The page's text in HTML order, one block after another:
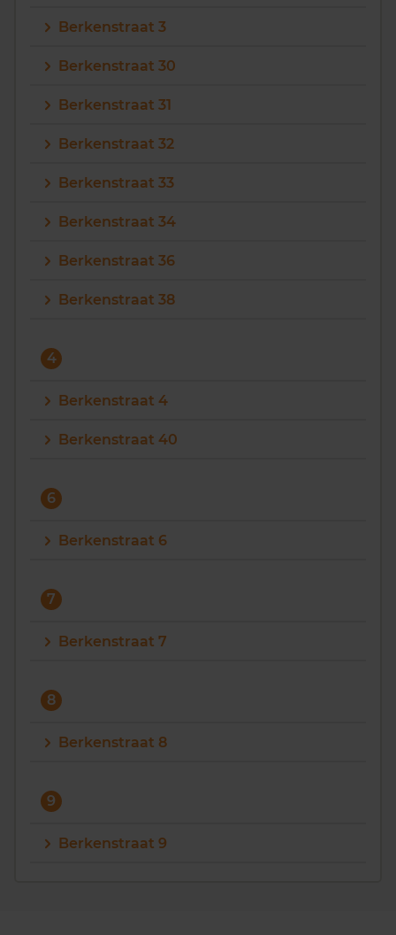
Berkenstraat 3
Berkenstraat 30
Berkenstraat 31
Berkenstraat 32
Berkenstraat 33
Berkenstraat 34
Berkenstraat 36
Berkenstraat 38
4
Berkenstraat 4
Berkenstraat 40
6
Berkenstraat 6
7
Berkenstraat 7
8
Berkenstraat 8
9
Berkenstraat 9